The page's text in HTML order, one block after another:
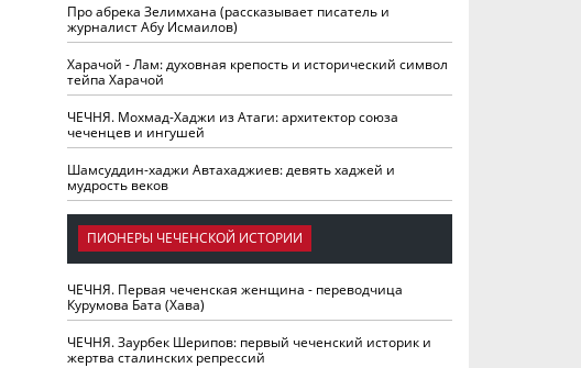
Про абрека Зелимхана (рассказывает писатель и
журналист Абу Исмаилов)
Харачой - Лам: духовная крепость и исторический символ
тейпа Харачой
ЧЕЧНЯ. Мохмад-Хаджи из Атаги: архитектор союза
чеченцев и ингушей
Шамсуддин-хаджи Автахаджиев: девять хаджей и
мудрость веков
ПИОНЕРЫ ЧЕЧЕНСКОЙ ИСТОРИИ
ЧЕЧНЯ. Первая чеченская женщина - переводчица
Курумова Бата (Хава)
ЧЕЧНЯ. Заурбек Шерипов: первый чеченский историк и
жертва сталинских репрессий